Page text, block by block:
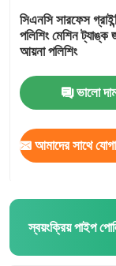
সিএনসি সারফেস
পলিশিং মেশিন ট্যাঙ্ক
আয়না পলিশিং
ভালো
আমাদের সাথে
স্বয়ংক্রিয় পাইপ